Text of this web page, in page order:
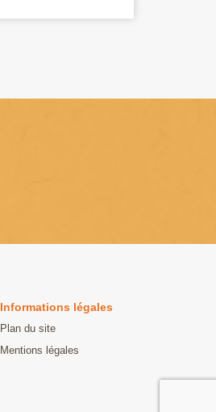
Informations légales
Plan du site
Mentions légales